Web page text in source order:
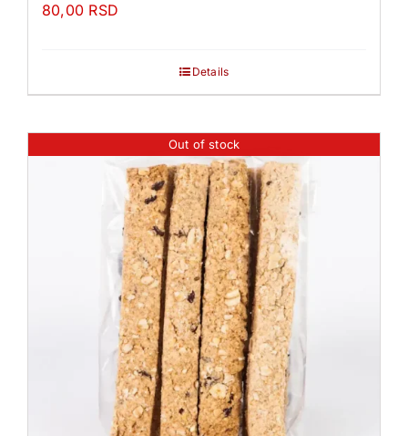
80,00 RSD
Details
Out of stock